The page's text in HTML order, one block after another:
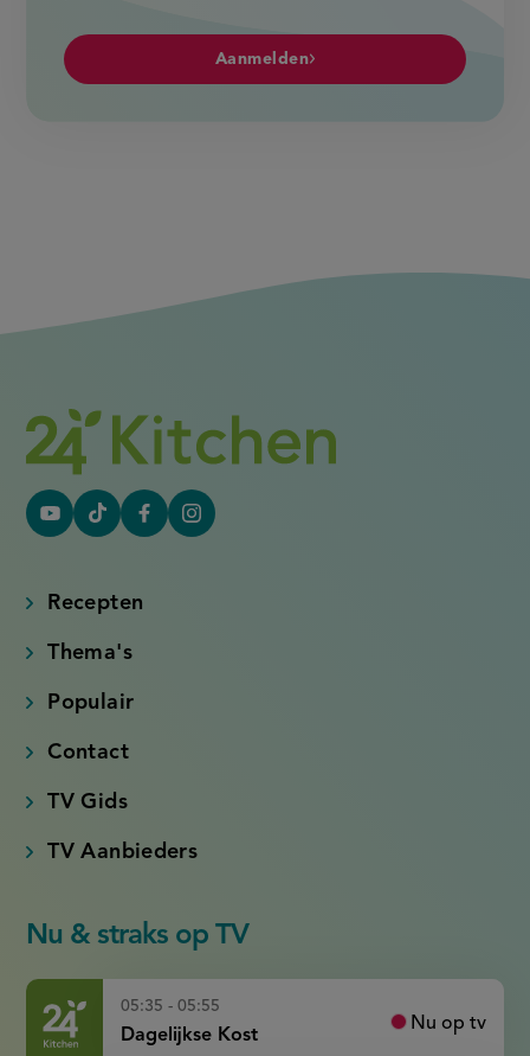
Aanmelden
YouTube
link)
Tiktok
link)
FacebookInstagram
Recepten
Thema's
Populair
Contact
TV Gids
TV Aanbieders
Nu & straks op TV
05:35 - 05:55
Dagelijkse Kost
Nu op tv